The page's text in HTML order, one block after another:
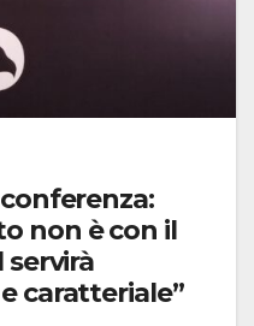
non è con il
servirà
caratteriale”